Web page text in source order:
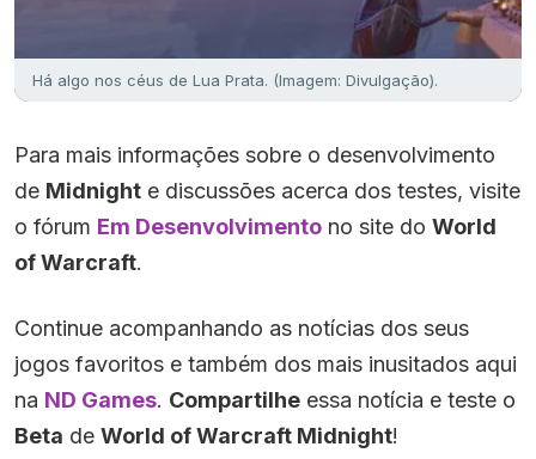
Há algo nos céus de Lua Prata. (Imagem: Divulgação).
Para mais informações sobre o desenvolvimento
de Midnight e discussões acerca dos testes, visite
o fórum Em Desenvolvimento no site do World
of Warcraft.
Continue acompanhando as notícias dos seus
jogos favoritos e também dos mais inusitados aqui
na ND Games. Compartilhe essa notícia e teste o
Beta de World of Warcraft Midnight!